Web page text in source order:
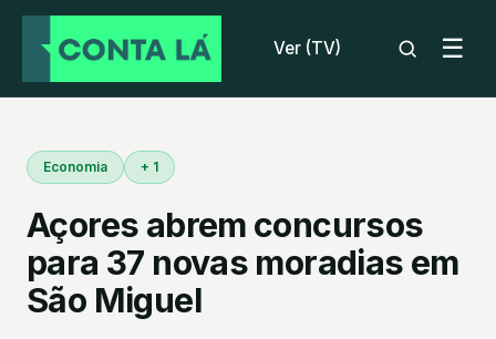
Ver (TV) ☰
Economia + 1
Açores abrem concursos
para 37 novas moradias em
São Miguel